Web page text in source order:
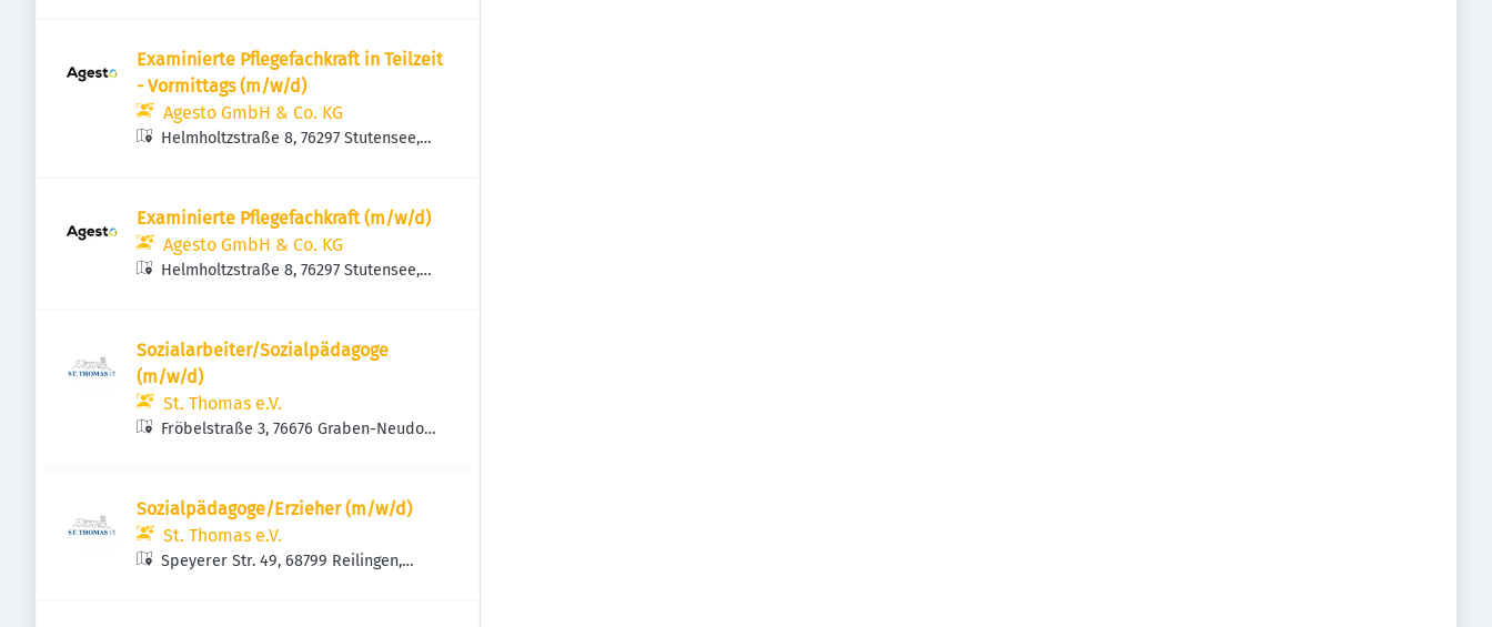
Examinierte Pflegefachkraft in Teilzeit
- Vormittags (m/w/d)
Agesto GmbH & Co. KG
Helmholtzstraße 8, 76297 Stutensee,
Examinierte Pflegefachkraft (m/w/d)
Agesto GmbH & Co. KG
Helmholtzstraße 8, 76297 Stutensee,
Sozialarbeiter/Sozialpädagoge
(m/w/d)
St. Thomas e.V.
Fröbelstraße 3, 76676 Graben-Neudorf,
Sozialpädagoge/Erzieher (m/w/d)
St. Thomas e.V.
Speyerer Str. 49, 68799 Reilingen,